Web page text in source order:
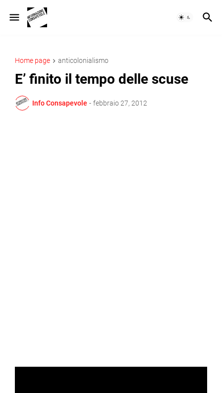
Home page anticolonialismo
E’ finito il tempo delle scuse
Info Consapevole - febbraio 27, 2012